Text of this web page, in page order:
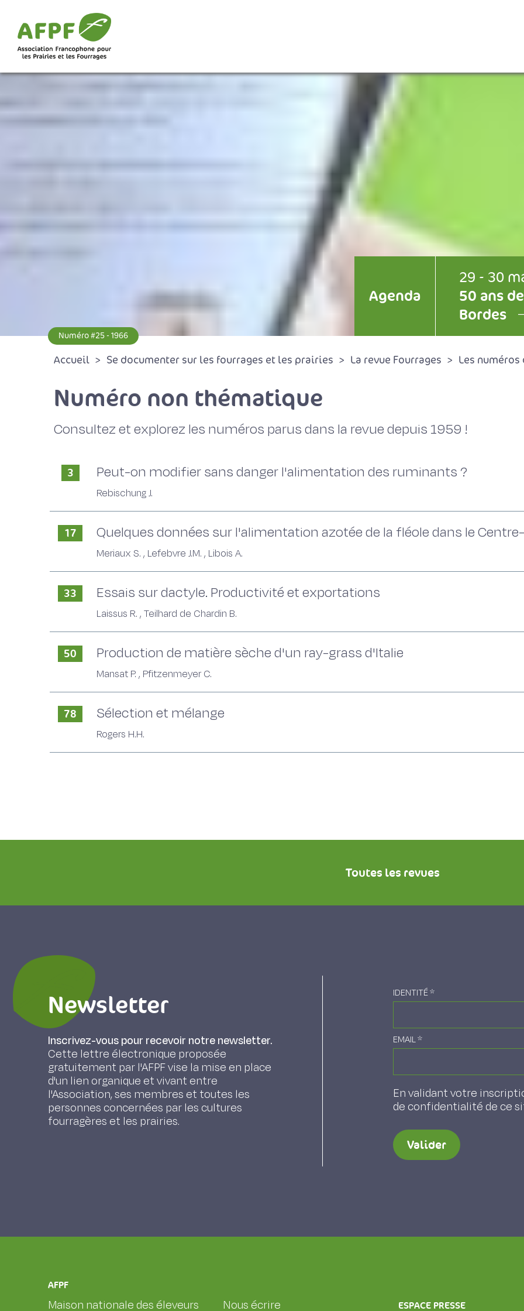
Agenda
29 - 30
50 ans
Bordes
Numéro #25 - 1966
Accueil Se documenter sur les fourrages et les prairies La revue Fourrages Les numéros
Numéro non thématique
Consultez et explorez les numéros parus dans la revue depuis 1959 !
3 Peut-on modifier sans danger l'alimentation des ruminants ?
Rebischung J.
17 Quelques données sur l'alimentation azotée de la fléole dans le
Meriaux S. , Lefebvre J.M. , Libois A.
33 Essais sur dactyle. Productivité et exportations
Laissus R. , Teilhard de Chardin B.
50 Production de matière sèche d'un ray-grass d'Italie
Mansat P. , Pfitzenmeyer C.
78 Sélection et mélange
Rogers H.H.
Toutes les revues
Newsletter
Inscrivez-vous pour recevoir notre newsletter.
Cette lettre électronique proposée
gratuitement par l'AFPF vise la mise en place
d'un lien organique et vivant entre
l'Association, ses membres et toutes les
personnes concernées par les cultures
fourragères et les prairies.
IDENTITÉ*
EMAIL*
En validant votre
de confidentialité de ce
Valider
AFPF
Maison nationale des éleveurs Nous écrire ESPACE PRESSE